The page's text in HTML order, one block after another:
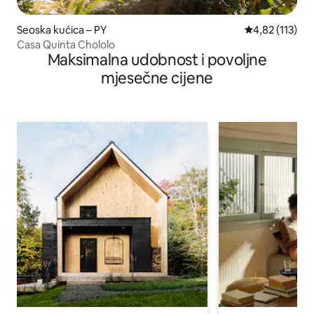
Seoska kućica – PY Prosječna
4,82 (113)
Casa Quinta Chololo
Maksimalna udobnost i povoljne
mjesečne cijene